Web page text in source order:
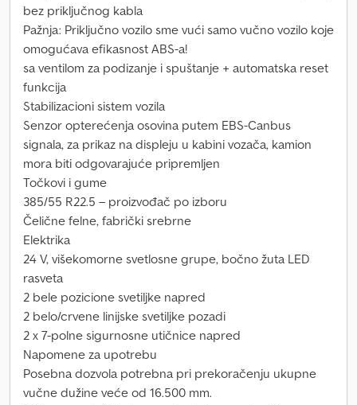
bez priključnog kabla
Pažnja: Priključno vozilo sme vući samo vučno vozilo koje
omogućava efikasnost ABS-a!
sa ventilom za podizanje i spuštanje + automatska reset
funkcija
Stabilizacioni sistem vozila
Senzor opterećenja osovina putem EBS-Canbus
signala, za prikaz na displeju u kabini vozača, kamion
mora biti odgovarajuće pripremljen
Točkovi i gume
385/55 R22.5 – proizvođač po izboru
Čelične felne, fabrički srebrne
Elektrika
24 V, višekomorne svetlosne grupe, bočno žuta LED
rasveta
2 bele pozicione svetiljke napred
2 belo/crvene linijske svetiljke pozadi
2 x 7-polne sigurnosne utičnice napred
Napomene za upotrebu
Posebna dozvola potrebna pri prekoračenju ukupne
vučne dužine veće od 16.500 mm.